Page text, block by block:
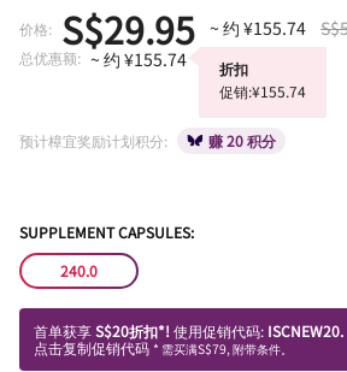
价格: S$29.95 ~ 约 ¥155.74
总优惠额: ~ 约 ¥155.74
折扣
促销:¥155.74
预计樟宜奖励计划积分: 赚 20 积分
SUPPLEMENT CAPSULES:
240.0
首单获享S$20折扣*! 使用促销代码: ISCNEW20.
点击复制促销代码 * 需买满S$79, 附带条件。